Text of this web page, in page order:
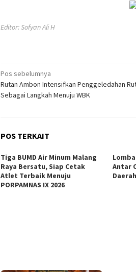
Editor: Sofyan Ali H
Navigasi
pos
Pos sebelumnya
Rutan Ambon Intensifkan Penggeledahan
Sebagai Langkah Menuju WBK
POS TERKAIT
Tiga BUMD Air Minum Malang
Raya Bersatu, Siap Cetak
Atlet Terbaik Menuju
PORPAMNAS IX 2026
Antar